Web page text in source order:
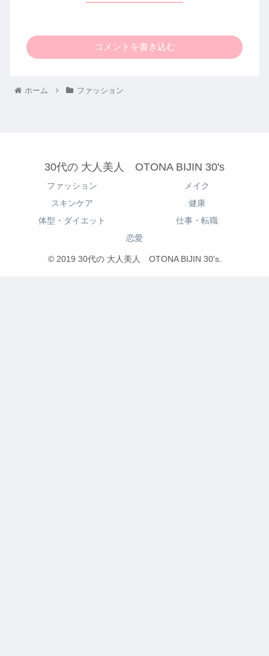
コメントを書き込む
ホーム ファッション
30代の 大人美人 OTONA BIJIN 30's
ファッション
メイク
スキンケア
健康
体型・ダイエット
仕事・転職
恋愛
© 2019 30代の 大人美人 OTONA BIJIN 30's.